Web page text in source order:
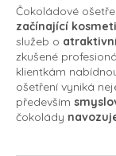
Přihlášení
Čokoládové
začínající
služeb o
zkušené
klientkám
ošetření vyniká
především
čokolády